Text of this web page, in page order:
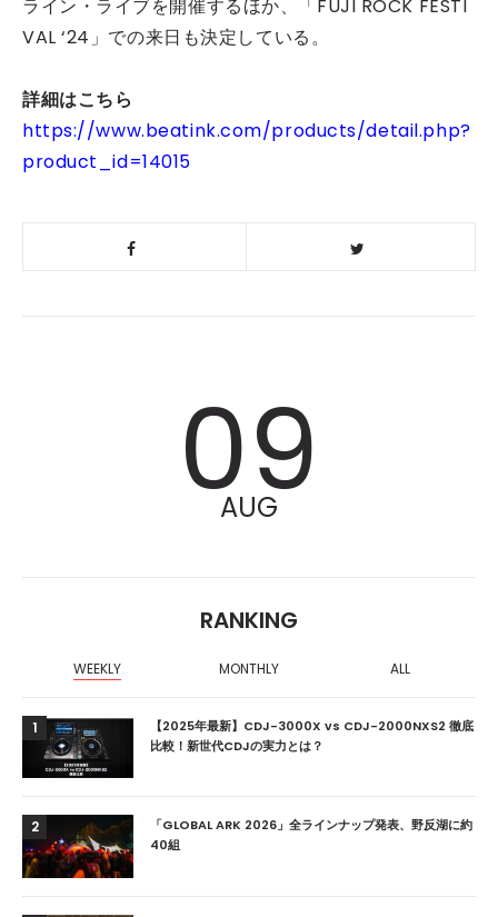
ライン・ライブを開催するほか、「FUJI ROCK FESTI
VAL ‘24」での来日も決定している。
詳細はこちら
https://www.beatink.com/products/detail.php?
product_id=14015
09
AUG
RANKING
WEEKLY MONTHLY ALL
1
【2025年最新】CDJ-3000X vs CDJ-2000NXS2 徹底
比較！新世代CDJの実力とは？
2
「GLOBAL ARK 2026」全ラインナップ発表、野反湖に約
40組